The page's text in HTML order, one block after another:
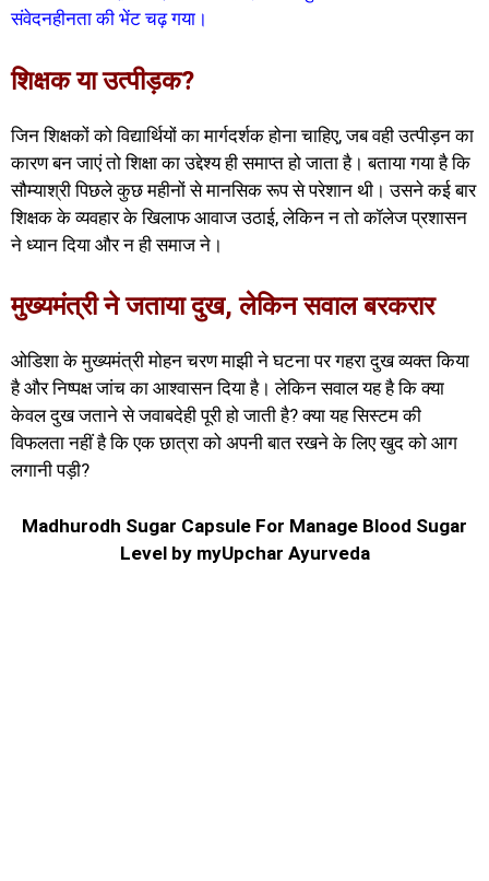
संवेदनहीनता की भेंट चढ़ गया।
शिक्षक या उत्पीड़क?
जिन शिक्षकों को विद्यार्थियों का मार्गदर्शक होना चाहिए, जब वही उत्पीड़न का
कारण बन जाएं तो शिक्षा का उद्देश्य ही समाप्त हो जाता है। बताया गया है कि
सौम्याश्री पिछले कुछ महीनों से मानसिक रूप से परेशान थी। उसने कई बार
शिक्षक के व्यवहार के खिलाफ आवाज उठाई, लेकिन न तो कॉलेज प्रशासन
ने ध्यान दिया और न ही समाज ने।
मुख्यमंत्री ने जताया दुख, लेकिन सवाल बरकरार
ओडिशा के मुख्यमंत्री मोहन चरण माझी ने घटना पर गहरा दुख व्यक्त किया
है और निष्पक्ष जांच का आश्वासन दिया है। लेकिन सवाल यह है कि क्या
केवल दुख जताने से जवाबदेही पूरी हो जाती है? क्या यह सिस्टम की
विफलता नहीं है कि एक छात्रा को अपनी बात रखने के लिए खुद को आग
लगानी पड़ी?
Madhurodh Sugar Capsule For Manage Blood Sugar
Level by myUpchar Ayurveda